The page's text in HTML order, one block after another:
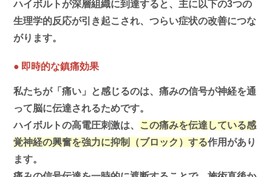
ハイボルトが深層組織に到達すると、主に以下の3つの
生理学的反応が引き起こされ、つらい症状の改善につな
がります。
● 即時的な鎮痛効果
私たちが「痛い」と感じるのは、痛みの信号が神経を通
って脳に伝達されるためです。
ハイボルトの高電圧刺激は、 この痛みを伝達している感
覚神経の興奮を強力に抑制（ブロック）する作用があり
ます。